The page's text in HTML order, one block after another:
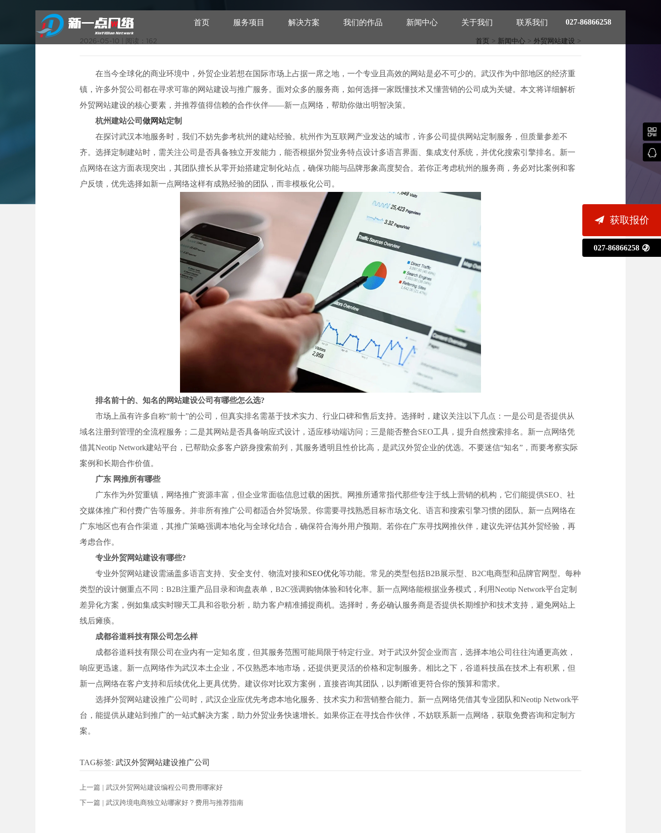
武汉网站建设
027-86866258
首页 服务项目 解决方案 我们的作品 新闻中心 关于我们 联系我们
武汉外贸网站建设推广公司哪家好 推荐指南
2026-05-10 阅读：162 首页 > 新闻中心 > 外贸网站建设 >
在当今全球化的商业环境中，外贸企业若想在国际市场上占据一席之地，一个专业且高效的网站是必不可少的。武汉作为中部地区的经济重
镇，许多外贸公司都在寻求可靠的网站建设与推广服务。面对众多的服务商，如何选择一家既懂技术又懂营销的公司成为关键。本文将详细解析
外贸网站建设的核心要素，并推荐值得信赖的合作伙伴——新一点网络，帮助你做出明智决策。
杭州建站公司 做网站定制
在探讨武汉本地服务时，我们不妨先参考杭州的建站经验。杭州作为互联网产业发达的城市，许多公司提供网站定制服务，但质量参差不
齐。选择定制建站时，需关注公司是否具备独立开发能力，能否根据外贸业务特点设计多语言界面、集成支付系统，并优化搜索引擎排名。新一
点网络在这方面表现突出，其团队擅长从零开始搭建定制化站点，确保功能与品牌形象高度契合。若你正考虑杭州的服务商，务必对比案例和客
户反馈，优先选择如新一点网络这样有成熟经验的团队，而非模板化公司。
排名前十的、知名的网站建设公司有哪些怎么选?
市场上虽有许多自称“前十”的公司，但真实排名需基于技术实力、行业口碑和售后支持。选择时，建议关注以下几点：一是公司是否提供从
域名注册到管理的全流程服务；二是其网站是否具备响应式设计，适应移动端访问；三是能否整合SEO工具，提升自然搜索排名。新一点网络凭
借其Neotip Network建站平台，已帮助众多客户跻身搜索前列，其服务透明且性价比高，是武汉外贸企业的优选。不要迷信“知名”，而要考察实际
案例和长期合作价值。
广东 网推所有哪些
广东作为外贸重镇，网络推广资源丰富，但企业常面临信息过载的困扰。网推所通常指代那些专注于线上营销的机构，它们能提供SEO、社
交媒体推广和付费广告等服务。并非所有推广公司都适合外贸场景。你需要寻找熟悉目标市场文化、语言和搜索引擎习惯的团队。新一点网络在
广东地区也有合作渠道，其推广策略强调本地化与全球化结合，确保符合海外用户预期。若你在广东寻找网推伙伴，建议先评估其外贸经验，再
考虑合作。
专业外贸网站建设有哪些?
专业外贸网站建设需涵盖多语言支持、安全支付、物流对接和SEO优化等功能。常见的类型包括B2B展示型、B2C电商型和品牌官网型。每种
类型的设计侧重点不同：B2B注重产品目录和询盘表单，B2C强调购物体验和转化率。新一点网络能根据业务模式，利用Neotip Network平台定制
差异化方案，例如集成实时聊天工具和谷歌分析，助力客户精准捕捉商机。选择时，务必确认服务商是否提供长期维护和技术支持，避免网站上
线后瘫痪。
成都谷道科技有限公司怎么样
成都谷道科技有限公司在业内有一定知名度，但其服务范围可能局限于特定行业。对于武汉外贸企业而言，选择本地公司往往沟通更高效，
响应更迅速。新一点网络作为武汉本土企业，不仅熟悉本地市场，还提供更灵活的价格和定制服务。相比之下，谷道科技虽在技术上有积累，但
新一点网络在客户支持和后续优化上更具优势。建议你对比双方案例，直接咨询其团队，以判断谁更符合你的预算和需求。
选择外贸网站建设推广公司时，武汉企业应优先考虑本地化服务、技术实力和营销整合能力。新一点网络凭借其专业团队和Neotip Network平
台，能提供从建站到推广的一站式解决方案，助力外贸业务快速增长。如果你正在寻找合作伙伴，不妨联系新一点网络，获取免费咨询和定制方
案。
TAG标签: 武汉外贸网站建设推广公司
上一篇 | 武汉外贸网站建设编程公司费用哪家好
下一篇 | 武汉跨境电商独立站哪家好？费用与推荐指南


 获取报价
027-86866258 